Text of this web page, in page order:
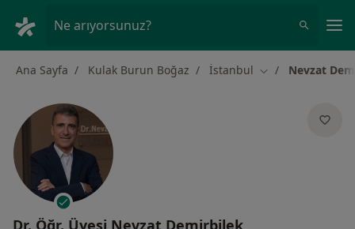
Ne arıyorsunuz?
Ana Sayfa Kulak Burun Boğaz İstanbul Şehir değiştir
Nevzat